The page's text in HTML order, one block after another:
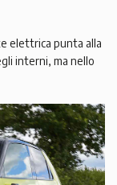
elettrica punta alla
interni, ma nello